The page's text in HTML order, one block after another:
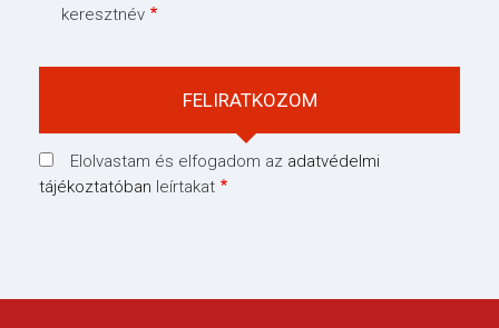
keresztnév
Elolvastam és elfogadom az adatvédelmi
tájékoztatóban leírtakat